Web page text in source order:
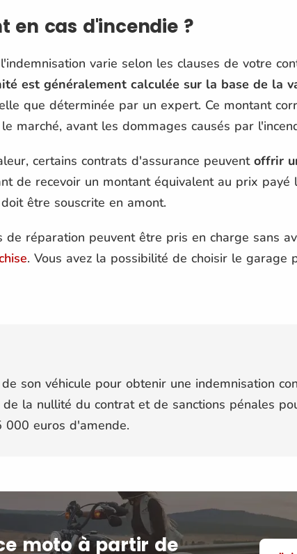
en cas d'incendie ?
varie selon les clauses de votre
est généralement calculée sur la base de la
que déterminée par un expert. Ce montant
marché, avant les dommages causés par
certains contrats d'assurance peuvent offrir
de recevoir un montant équivalent au prix payé
être souscrite en amont.
réparation peuvent être pris en charge sans
. Vous avez la possibilité de choisir le garage
son véhicule pour obtenir une indemnisation
de la nullité du contrat et de sanctions pénales
euros d'amende.
moto à partir de